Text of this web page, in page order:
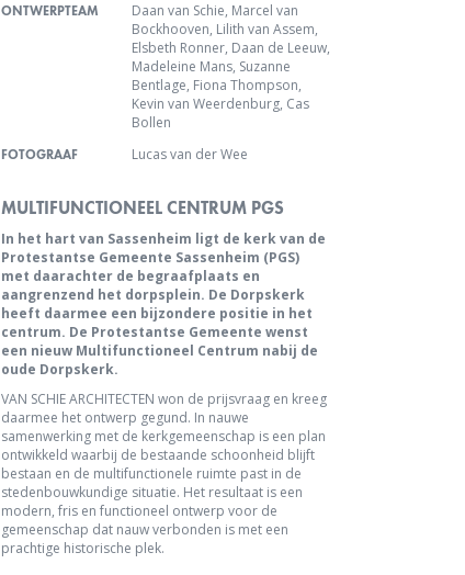
ONTWERPTEAM Daan van Schie, Marcel van
Bockhooven, Lilith van Assem,
Elsbeth Ronner, Daan de Leeuw,
Madeleine Mans, Suzanne
Bentlage, Fiona Thompson,
Kevin van Weerdenburg, Cas
Bollen
FOTOGRAAF Lucas van der Wee
MULTIFUNCTIONEEL CENTRUM PGS
In het hart van Sassenheim ligt de kerk van de
Protestantse Gemeente Sassenheim (PGS)
met daarachter de begraafplaats en
aangrenzend het dorpsplein. De Dorpskerk
heeft daarmee een bijzondere positie in het
centrum. De Protestantse Gemeente wenst
een nieuw Multifunctioneel Centrum nabij de
oude Dorpskerk.
VAN SCHIE ARCHITECTEN won de prijsvraag en kreeg
daarmee het ontwerp gegund. In nauwe
samenwerking met de kerkgemeenschap is een plan
ontwikkeld waarbij de bestaande schoonheid blijft
bestaan en de multifunctionele ruimte past in de
stedenbouwkundige situatie. Het resultaat is een
modern, fris en functioneel ontwerp voor de
gemeenschap dat nauw verbonden is met een
prachtige historische plek.